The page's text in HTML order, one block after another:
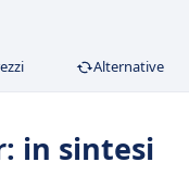
Alternative
in sintesi